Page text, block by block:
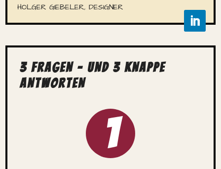
HOLGER GIEBELER, DESIGNER
3 FRAGEN – UND 3 KNAPPE
ANTWORTEN
1